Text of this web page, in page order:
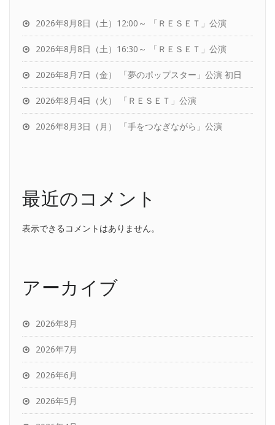
2026年8月8日（土）12:00～ 「ＲＥＳＥＴ」公演
2026年8月8日（土）16:30～ 「ＲＥＳＥＴ」公演
2026年8月7日（金） 「夢のポップスター」公演 初日
2026年8月4日（火） 「ＲＥＳＥＴ」公演
2026年8月3日（月） 「手をつなぎながら」公演
最近のコメント
表示できるコメントはありません。
アーカイブ
2026年8月
2026年7月
2026年6月
2026年5月